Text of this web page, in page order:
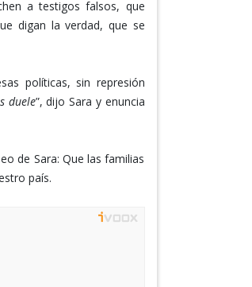
a testigos falsos, que
digan la verdad, que se
políticas, sin represión
duele”, dijo Sara y enuncia
de Sara: Que las familias
país.